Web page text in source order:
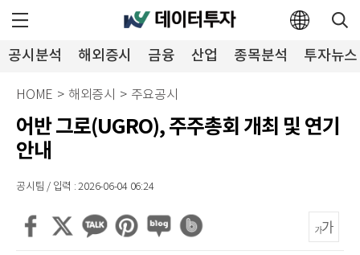
공시분석 해외증시 금융 산업 종목분석 투자뉴스
HOME > 해외증시 > 주요공시
어반 그로(UGRO), 주주총회 개최 및 연기
안내
공시팀 / 입력 : 2026-06-04 06:24